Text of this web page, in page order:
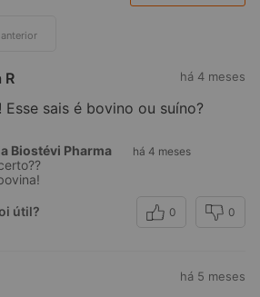
R há 4 meses
Esse sais é bovino ou suíno?
Biostévi Pharma há 4 meses
útil? 0 0
há 5 meses